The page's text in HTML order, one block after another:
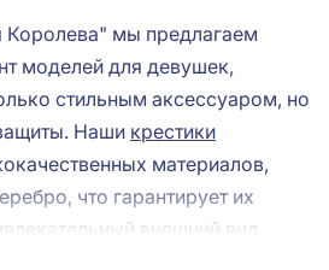
Королева" мы предлагаем
моделей для девушек,
стильным аксессуаром, но
Наши крестики
материалов,
что гарантирует их
внешний вид.
в нашем ассортименте